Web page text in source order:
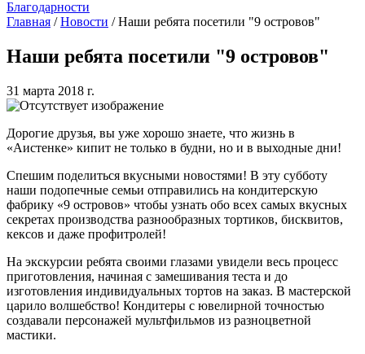
Благодарности
Главная /Новости /Наши ребята посетили "9 островов"
Наши ребята посетили "9 островов"
31 марта 2018 г.
Дорогие друзья, вы уже хорошо знаете, что жизнь в
«Аистенке» кипит не только в будни, но и в выходные дни!
Спешим поделиться вкусными новостями! В эту субботу
наши подопечные семьи отправились на кондитерскую
фабрику «9 островов» чтобы узнать обо всех самых вкусных
секретах производства разнообразных тортиков, бисквитов,
кексов и даже профитролей!
На экскурсии ребята своими глазами увидели весь процесс
приготовления, начиная с замешивания теста и до
изготовления индивидуальных тортов на заказ. В мастерской
царило волшебство! Кондитеры с ювелирной точностью
создавали персонажей мультфильмов из разноцветной
мастики.